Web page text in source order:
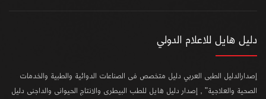
دليل هايل للاعلام الدولي
إصدارالدليل الطبى العربي دليل متخصص فى الصناعات الدوائية والطبية والخدمات
الصحية والعلاجية" , إصدار دليل هايل للطب البيطرى والانتاج الحيوانى والداجنى دليل